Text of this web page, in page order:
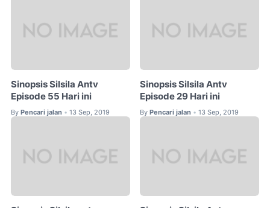
Sinopsis Silsila Antv
Episode 55 Hari ini
By Pencari jalan • 13 Sep, 2019
Sinopsis Silsila Antv
Episode 29 Hari ini
By Pencari jalan • 13 Sep, 2019